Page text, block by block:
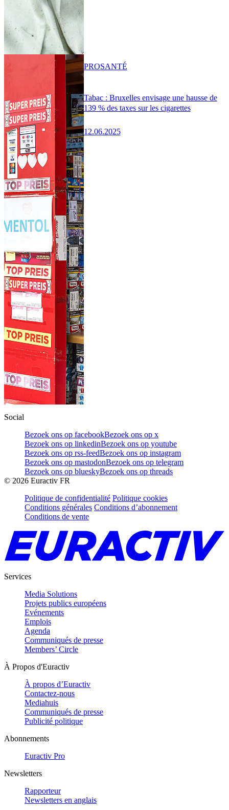
Tabac : Bruxelles envisage une hausse de
139 % des taxes sur les cigarettes
12.06.2025
PROSANTÉ
Social
Bezoek ons op facebookBezoek ons op x
Bezoek ons op linkedinBezoek ons op youtube
Bezoek ons op rss-feedBezoek ons op instagram
Bezoek ons op mastodonBezoek ons op telegram
Bezoek ons op blueskyBezoek ons op threads
© 2026 Euractiv FR
Politique de confidentialité Politique cookies
Conditions générales Conditions d’abonnement
Conditions de vente
Services
Media Solutions
Projets publics européens
Evénements
Emplois
Agenda
Communiqués de presse
Members’ Circle
À Propos d'Euractiv
À propos d’Euractiv
Contactez-nous
Mediahuis
Communiqués de presse
Publicité politique
Abonnements
Euractiv Pro
Newsletters
Rapporteur
Newsletters en anglais